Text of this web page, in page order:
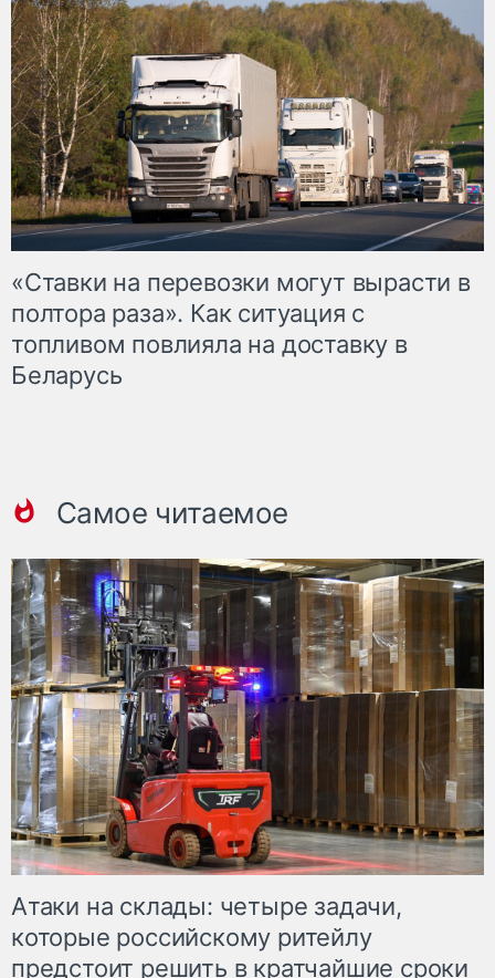
«Ставки на перевозки могут вырасти в
полтора раза». Как ситуация с
топливом повлияла на доставку в
Беларусь
Самое читаемое
Атаки на склады: четыре задачи,
которые российскому ритейлу
предстоит решить в кратчайшие сроки